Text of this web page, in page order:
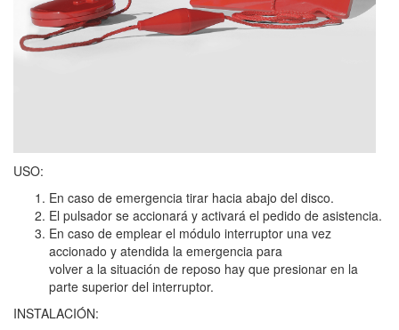
USO:
En caso de emergencia tirar hacia abajo del disco.
El pulsador se accionará y activará el pedido de asistencia.
En caso de emplear el módulo interruptor una vez
accionado y atendida la emergencia para
volver a la situación de reposo hay que presionar en la
parte superior del interruptor.
INSTALACIÓN: